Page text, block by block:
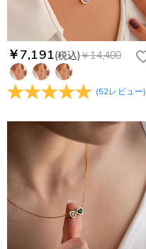
￥7,191(税込)￥14,400
(52レビュー)